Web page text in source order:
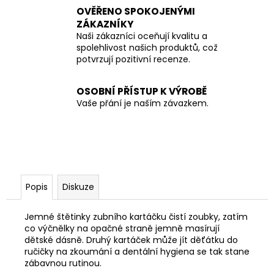
OVĚŘENO SPOKOJENÝMI
ZÁKAZNÍKY
Naši zákazníci oceňují kvalitu a
spolehlivost našich produktů, což
potvrzují pozitivní recenze.
OSOBNÍ PŘÍSTUP K VÝROBĚ
Vaše přání je naším závazkem.
Popis Diskuze
Jemné štětinky zubního kartáčku čistí zoubky, zatím
co výčnělky na opačné straně jemně masírují
dětské dásně. Druhý kartáček může jít děťátku do
ručičky na zkoumání a dentální hygiena se tak stane
zábavnou rutinou.